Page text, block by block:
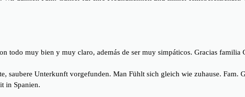
todo muy bien y muy claro, además de ser muy simpáticos. Gracias familia
saubere Unterkunft vorgefunden. Man Fühlt sich gleich wie zuhause. Fam.
in Spanien.